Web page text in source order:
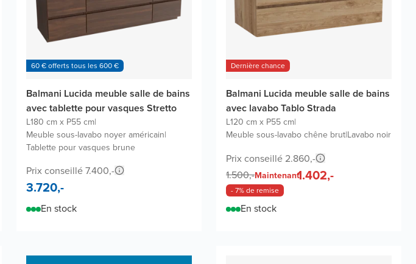
60 € offerts tous les 600 €
Balmani Lucida meuble salle de bains
avec tablette pour vasques Stretto
L180 cm x P55 cm|
Meuble sous-lavabo noyer américain|
Tablette pour vasques brune
Prix conseillé 7.400,-
3.720,-
En stock
Dernière chance
Balmani Lucida meuble salle de bains
avec lavabo Tablo Strada
L120 cm x P55 cm|
Meuble sous-lavabo chêne brut|Lavabo noir
Prix conseillé 2.860,-
1.500,-Maintenant1.402,-
- 7% de remise
En stock